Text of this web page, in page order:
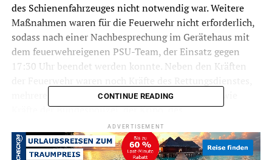
des Schienenfahrzeuges nicht notwendig war. Weitere
Maßnahmen waren für die Feuerwehr nicht erforderlich,
sodass nach einer Nachbesprechung im Gerätehaus mit
dem feuerwehreigenen PSU-Team, der Einsatz gegen
17:30 Uhr beendet werden konnte. Neben den Kräften
mehrere Notfallseelsorger, die örtliche Polizei sowie
Kräfte der Bundespolizei, der Kripo, des
Notfallmanagements der Bahn und von Abellio vor Ort.
Im Zuge der Arbeiten am Gleisbereich musste durch die
CONTINUE READING
ADVERTISEMENT